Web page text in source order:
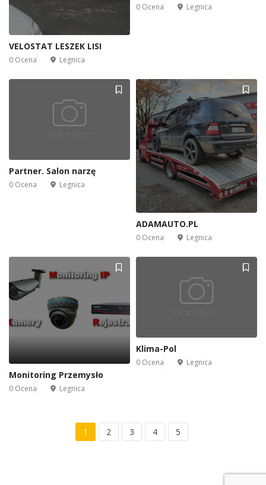
VELOSTAT LESZEK LISI
0 Ocena Legnica
0 Ocena Legnica
Partner. Salon narzę
0 Ocena Legnica
ADAMAUTO.PL
0 Ocena Legnica
Monitoring Przemysło
0 Ocena Legnica
Klima-Pol
0 Ocena Legnica
1 2 3 4 5